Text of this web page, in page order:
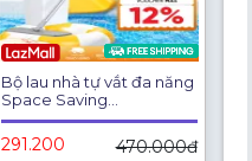
Bộ lau nhà tự vắt đa năng
Space Saving
SUNHOUSE KS-
CL3211PW - Hàng Chính
Hãng
291.200 470.000đ